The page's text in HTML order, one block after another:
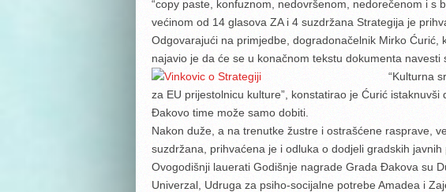
“copy paste, konfuznom, nedovršenom, nedorečenom i s
većinom od 14 glasova ZA i 4 suzdržana Strategija je
Odgovarajući na primjedbe, dogradonačelnik Mirko Ćurić,
najavio je da će se u konačnom tekstu dokumenta navesti
“Kulturna
za EU prijestolnicu kulture”, konstatirao je Ćurić
Đakovo time može samo dobiti.
Nakon duže, a na trenutke žustre i ostrašćene rasprave,
suzdržana, prihvaćena je i odluka o dodjeli gradskih javnih
Ovogodišnji lauerati Godišnje nagrade Grada Đakova su
Univerzal, Udruga za psiho-socijalne potrebe Amadea i